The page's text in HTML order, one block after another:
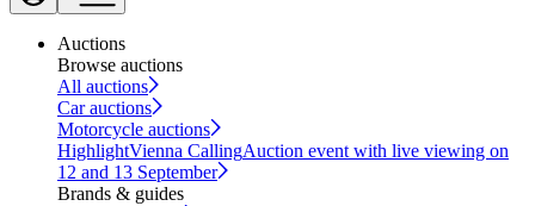
Auctions
Browse auctions
All auctions
Car auctions
Motorcycle auctions
HighlightVienna CallingAuction event with live viewing on
12 and 13 September
Brands & guides